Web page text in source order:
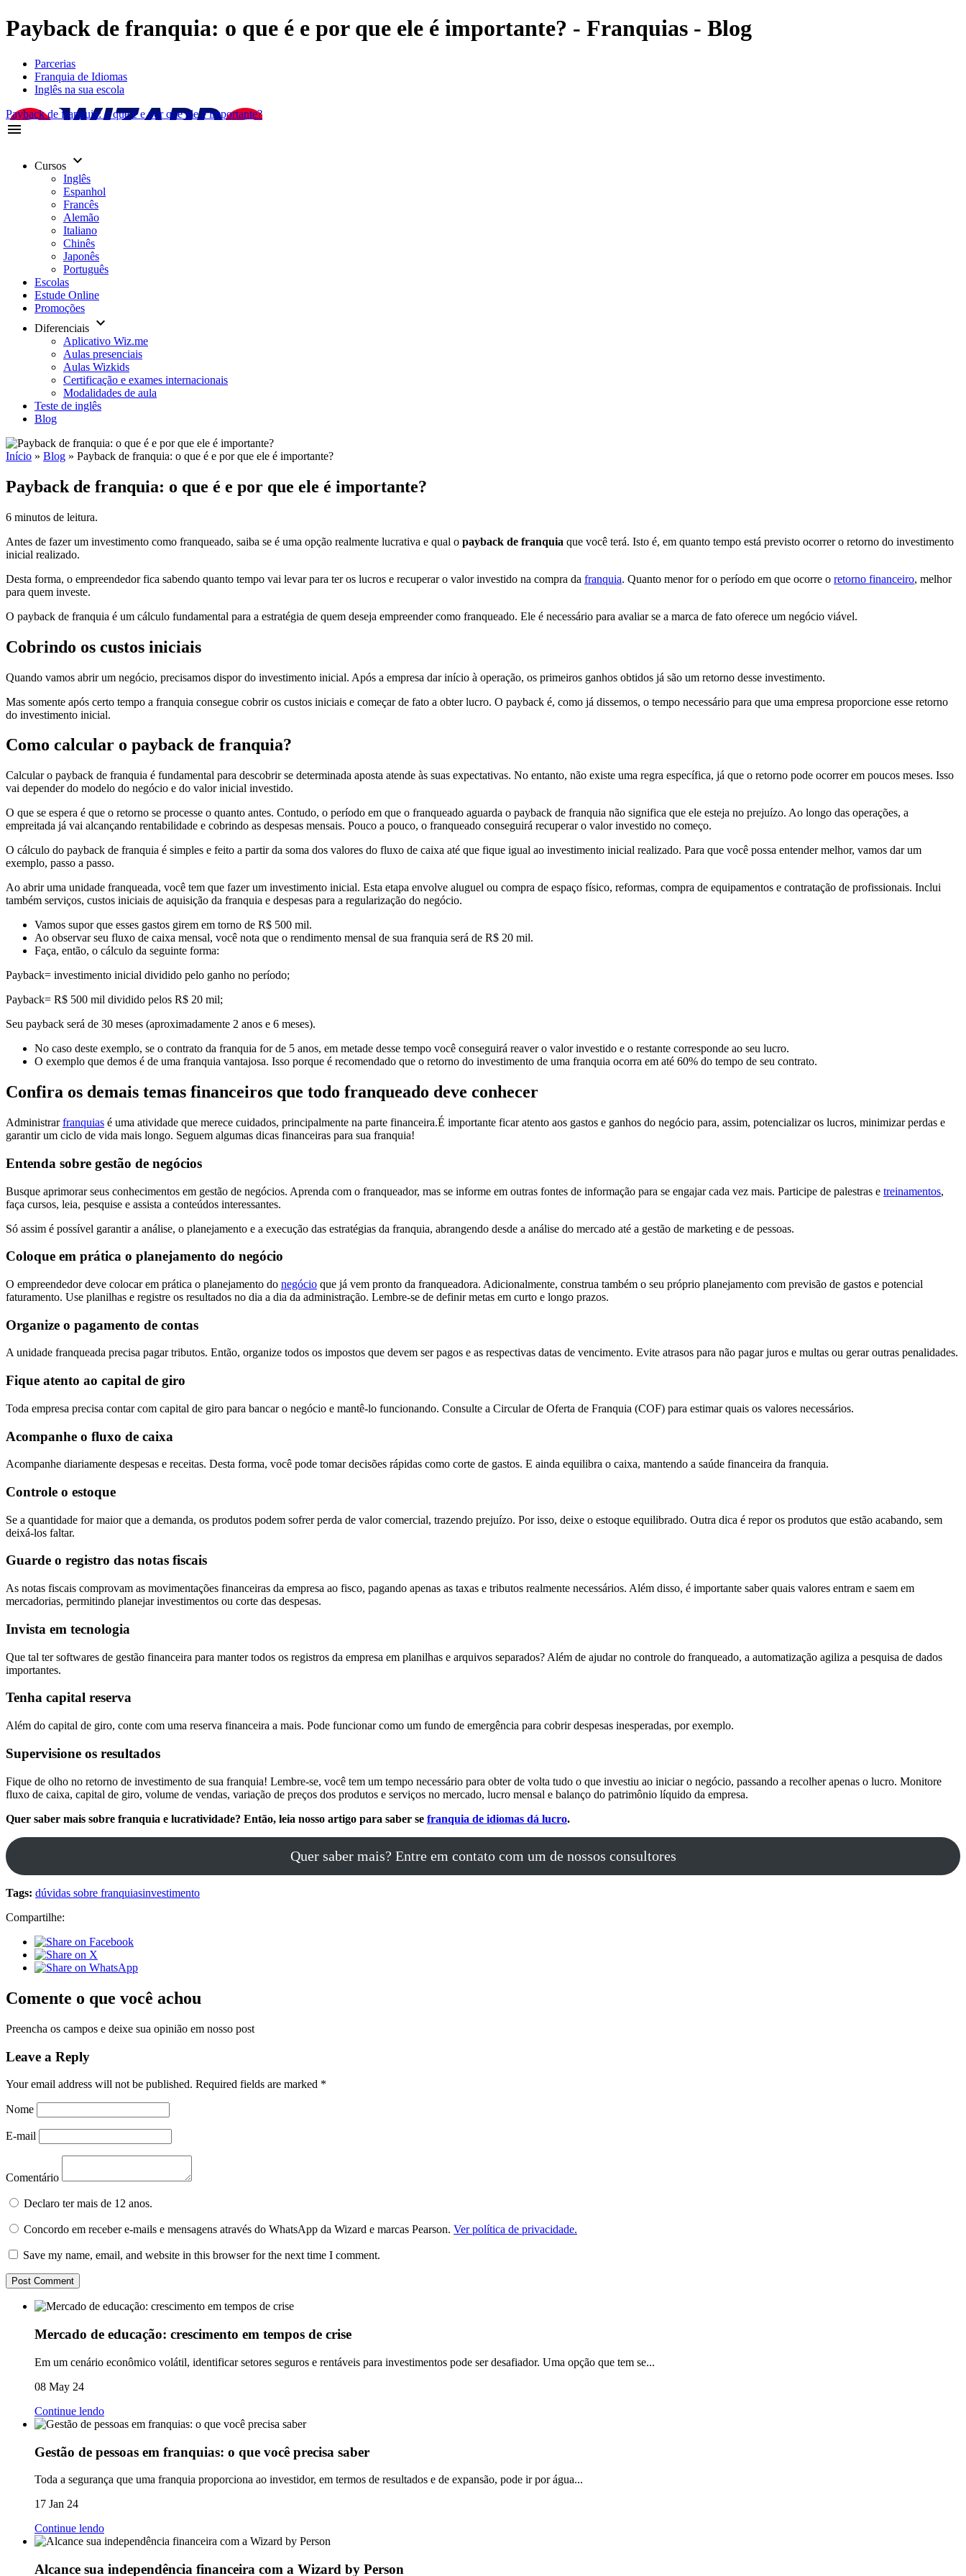
Payback de franquia: o que é e por que ele é importante? - Franquias - Blog
Parcerias
Franquia de Idiomas
Inglês na sua escola
Payback de franquia: o que é e por que ele é importante?
menu
Cursos keyboard_arrow_down
Inglês
Espanhol
Francês
Alemão
Italiano
Chinês
Japonês
Português
Escolas
Estude Online
Promoções
Diferenciais keyboard_arrow_down
Aplicativo Wiz.me
Aulas presenciais
Aulas Wizkids
Certificação e exames internacionais
Modalidades de aula
Teste de inglês
Blog
Início » Blog » Payback de franquia: o que é e por que ele é importante?
Payback de franquia: o que é e por que ele é importante?
6 minutos de leitura.
Antes de fazer um investimento como franqueado, saiba se é uma opção realmente lucrativa e qual o payback de franquia que você terá. Isto é, em quanto tempo está previsto ocorrer o retorno do investimento
inicial realizado.
Desta forma, o empreendedor fica sabendo quanto tempo vai levar para ter os lucros e recuperar o valor investido na compra da franquia. Quanto menor for o período em que ocorre o retorno financeiro, melhor
para quem investe.
O payback de franquia é um cálculo fundamental para a estratégia de quem deseja empreender como franqueado. Ele é necessário para avaliar se a marca de fato oferece um negócio viável.
Cobrindo os custos iniciais
Quando vamos abrir um negócio, precisamos dispor do investimento inicial. Após a empresa dar início à operação, os primeiros ganhos obtidos já são um retorno desse investimento.
Mas somente após certo tempo a franquia consegue cobrir os custos iniciais e começar de fato a obter lucro. O payback é, como já dissemos, o tempo necessário para que uma empresa proporcione esse retorno
do investimento inicial.
Como calcular o payback de franquia?
Calcular o payback de franquia é fundamental para descobrir se determinada aposta atende às suas expectativas. No entanto, não existe uma regra específica, já que o retorno pode ocorrer em poucos meses. Isso
vai depender do modelo do negócio e do valor inicial investido.
O que se espera é que o retorno se processe o quanto antes. Contudo, o período em que o franqueado aguarda o payback de franquia não significa que ele esteja no prejuízo. Ao longo das operações, a
empreitada já vai alcançando rentabilidade e cobrindo as despesas mensais. Pouco a pouco, o franqueado conseguirá recuperar o valor investido no começo.
O cálculo do payback de franquia é simples e feito a partir da soma dos valores do fluxo de caixa até que fique igual ao investimento inicial realizado. Para que você possa entender melhor, vamos dar um
exemplo, passo a passo.
Ao abrir uma unidade franqueada, você tem que fazer um investimento inicial. Esta etapa envolve aluguel ou compra de espaço físico, reformas, compra de equipamentos e contratação de profissionais. Inclui
também serviços, custos iniciais de aquisição da franquia e despesas para a regularização do negócio.
Vamos supor que esses gastos girem em torno de R$ 500 mil.
Ao observar seu fluxo de caixa mensal, você nota que o rendimento mensal de sua franquia será de R$ 20 mil.
Faça, então, o cálculo da seguinte forma:
Payback= investimento inicial dividido pelo ganho no período;
Payback= R$ 500 mil dividido pelos R$ 20 mil;
Seu payback será de 30 meses (aproximadamente 2 anos e 6 meses).
No caso deste exemplo, se o contrato da franquia for de 5 anos, em metade desse tempo você conseguirá reaver o valor investido e o restante corresponde ao seu lucro.
O exemplo que demos é de uma franquia vantajosa. Isso porque é recomendado que o retorno do investimento de uma franquia ocorra em até 60% do tempo de seu contrato.
Confira os demais temas financeiros que todo franqueado deve conhecer
Administrarfranquias é uma atividade que merece cuidados, principalmente na parte financeira.É importante ficar atento aos gastos e ganhos do negócio para, assim, potencializar os lucros, minimizar perdas e
garantir um ciclo de vida mais longo. Seguem algumas dicas financeiras para sua franquia!
Entenda sobre gestão de negócios
Busque aprimorar seus conhecimentos em gestão de negócios. Aprenda com o franqueador, mas se informe em outras fontes de informação para se engajar cada vez mais. Participe de palestras e treinamentos,
faça cursos, leia, pesquise e assista a conteúdos interessantes.
Só assim é possível garantir a análise, o planejamento e a execução das estratégias da franquia, abrangendo desde a análise do mercado até a gestão de marketing e de pessoas.
Coloque em prática o planejamento do negócio
O empreendedor deve colocar em prática o planejamento do negócio que já vem pronto da franqueadora. Adicionalmente, construa também o seu próprio planejamento com previsão de gastos e potencial
faturamento. Use planilhas e registre os resultados no dia a dia da administração. Lembre-se de definir metas em curto e longo prazos.
Organize o pagamento de contas
A unidade franqueada precisa pagar tributos. Então, organize todos os impostos que devem ser pagos e as respectivas datas de vencimento. Evite atrasos para não pagar juros e multas ou gerar outras penalidades.
Fique atento ao capital de giro
Toda empresa precisa contar com capital de giro para bancar o negócio e mantê-lo funcionando. Consulte a Circular de Oferta de Franquia (COF) para estimar quais os valores necessários.
Acompanhe o fluxo de caixa
Acompanhe diariamente despesas e receitas. Desta forma, você pode tomar decisões rápidas como corte de gastos. E ainda equilibra o caixa, mantendo a saúde financeira da franquia.
Controle o estoque
Se a quantidade for maior que a demanda, os produtos podem sofrer perda de valor comercial, trazendo prejuízo. Por isso, deixe o estoque equilibrado. Outra dica é repor os produtos que estão acabando, sem
deixá-los faltar.
Guarde o registro das notas fiscais
As notas fiscais comprovam as movimentações financeiras da empresa ao fisco, pagando apenas as taxas e tributos realmente necessários. Além disso, é importante saber quais valores entram e saem em
mercadorias, permitindo planejar investimentos ou corte das despesas.
Invista em tecnologia
Que tal ter softwares de gestão financeira para manter todos os registros da empresa em planilhas e arquivos separados? Além de ajudar no controle do franqueado, a automatização agiliza a pesquisa de dados
importantes.
Tenha capital reserva
Além do capital de giro, conte com uma reserva financeira a mais. Pode funcionar como um fundo de emergência para cobrir despesas inesperadas, por exemplo.
Supervisione os resultados
Fique de olho no retorno de investimento de sua franquia! Lembre-se, você tem um tempo necessário para obter de volta tudo o que investiu ao iniciar o negócio, passando a recolher apenas o lucro. Monitore
fluxo de caixa, capital de giro, volume de vendas, variação de preços dos produtos e serviços no mercado, lucro mensal e balanço do patrimônio líquido da empresa.
Quer saber mais sobre franquia e lucratividade? Então, leia nosso artigo para saber se franquia de idiomas dá lucro.
Quer saber mais? Entre em contato com um de nossos consultores
Tags: dúvidas sobre franquiasinvestimento
Compartilhe:
Comente o que você achou
Preencha os campos e deixe sua opinião em nosso post
Leave a Reply
Your email address will not be published. Required fields are marked *
Nome
E-mail
Comentário
Declaro ter mais de 12 anos.
Concordo em receber e-mails e mensagens através do WhatsApp da Wizard e marcas Pearson. Ver política de privacidade.
Save my name, email, and website in this browser for the next time I comment.
Mercado de educação: crescimento em tempos de crise
Em um cenário econômico volátil, identificar setores seguros e rentáveis para investimentos pode ser desafiador. Uma opção que tem se...
08 May 24
Continue lendo
Gestão de pessoas em franquias: o que você precisa saber
Toda a segurança que uma franquia proporciona ao investidor, em termos de resultados e de expansão, pode ir por água...
17 Jan 24
Continue lendo
Alcance sua independência financeira com a Wizard by Person